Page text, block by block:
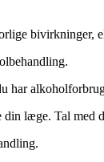
bivirkninger,
har
læge. Tal